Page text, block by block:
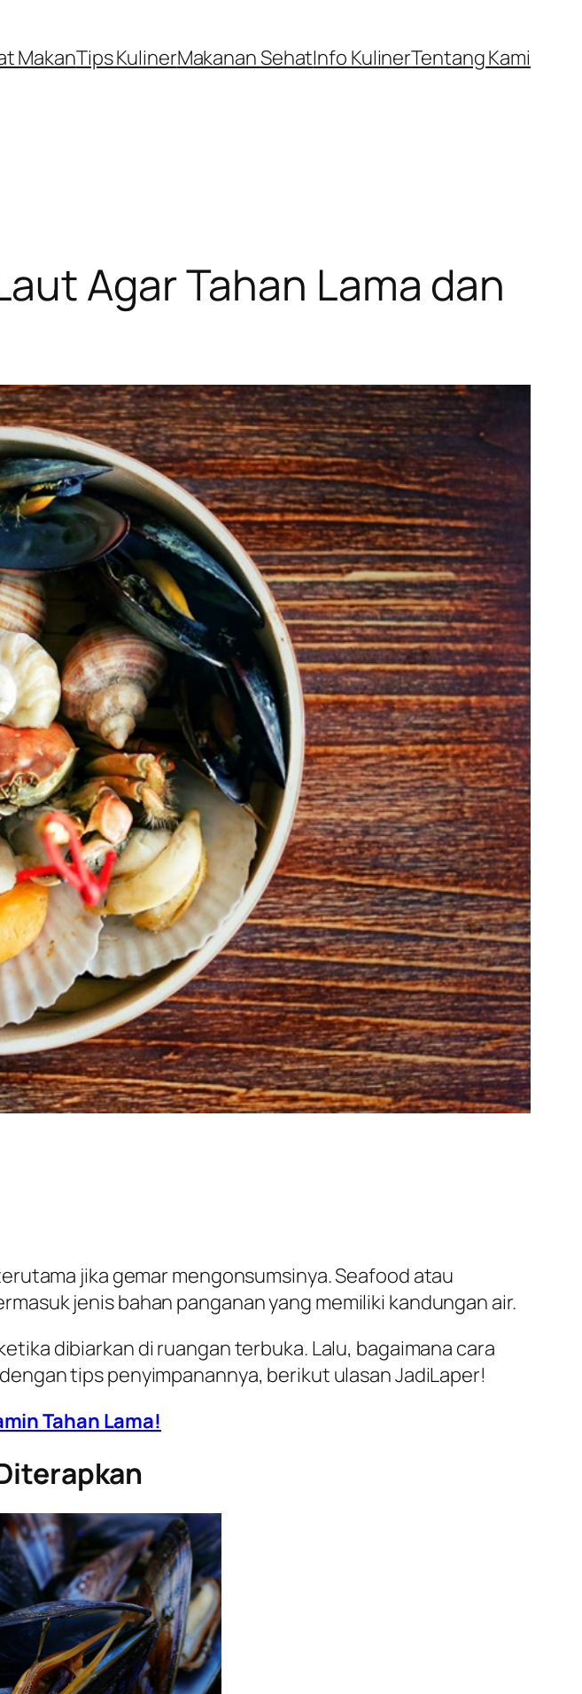
MakanTips KulinerMakanan SehatInfo KulinerTentang Kami
Agar Tahan Lama dan
jika gemar mengonsumsinya. Seafood atau
jenis bahan panganan yang memiliki kandungan air.
dibiarkan di ruangan terbuka. Lalu, bagaimana cara
tips penyimpanannya, berikut ulasan JadiLaper!
Tahan Lama!